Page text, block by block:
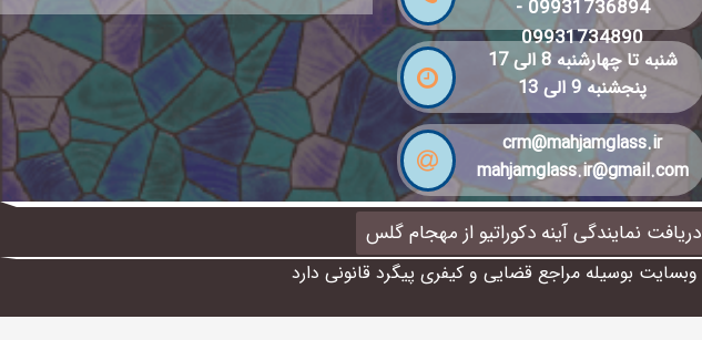
09931736894
-
09931734890
شنبه تا چهارشنبه 8 الی 17
پنجشنبه 9 الی 13
crm@mahjamglass.ir
mahjamglass.ir@gmail.com
دریافت نمایندگی آینه دکوراتیو از مهجام گلس